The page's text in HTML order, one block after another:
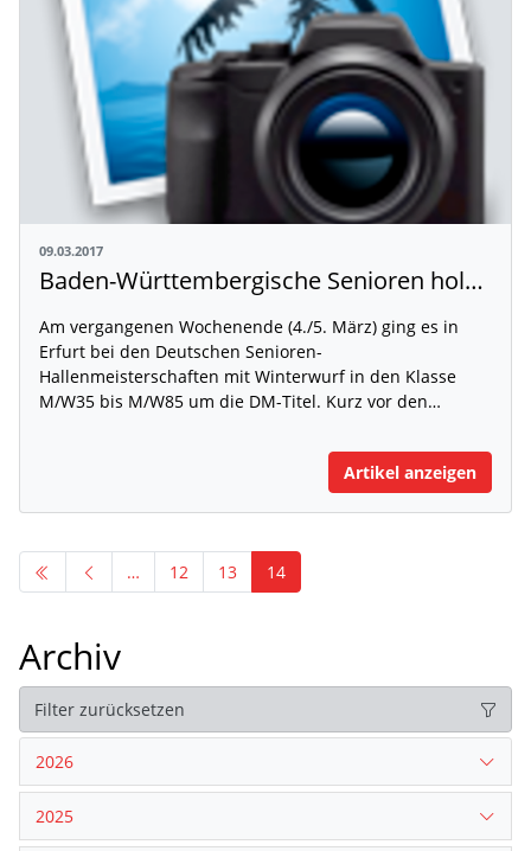
09.03.2017
Baden-Württembergische Senioren holen 37 Titel
Am vergangenen Wochenende (4./5. März) ging es in
Erfurt bei den Deutschen Senioren-
Hallenmeisterschaften mit Winterwurf in den Klasse
M/W35 bis M/W85 um die DM-Titel. Kurz vor den…
Artikel anzeigen
… 12 13 14
Archiv
Filter zurücksetzen
2026
2025